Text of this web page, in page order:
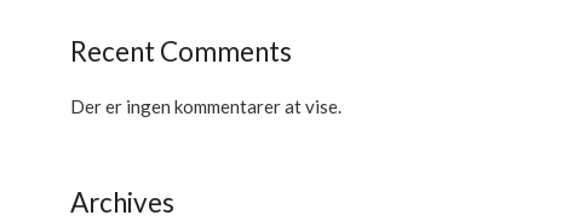
Recent Comments
Der er ingen kommentarer at vise.
Archives